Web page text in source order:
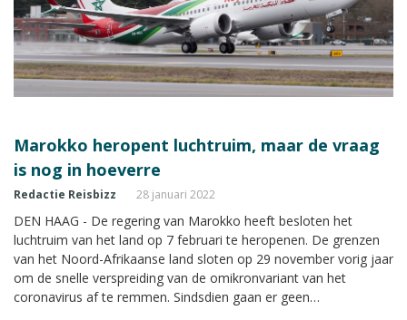
Marokko heropent luchtruim, maar de vraag
is nog in hoeverre
Redactie Reisbizz 28 januari 2022
DEN HAAG - De regering van Marokko heeft besloten het
luchtruim van het land op 7 februari te heropenen. De grenzen
van het Noord-Afrikaanse land sloten op 29 november vorig jaar
om de snelle verspreiding van de omikronvariant van het
coronavirus af te remmen. Sindsdien gaan er geen